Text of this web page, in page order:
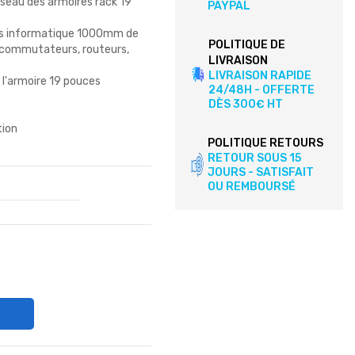
informatique 1000mm de
routeurs,
19 pouces
PAYPAL
POLITIQUE DE
LIVRAISON
LIVRAISON RAPIDE
24/48H - OFFERTE
DÈS 300€ HT
POLITIQUE RETOURS
RETOUR SOUS 15
JOURS - SATISFAIT
OU REMBOURSÉ